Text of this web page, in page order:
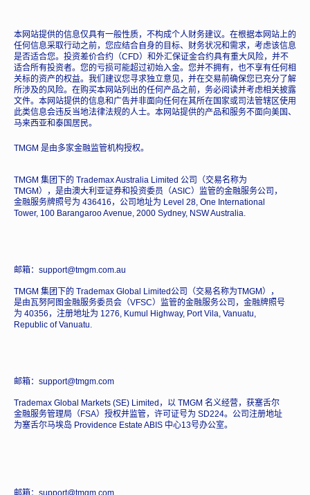
本网站提供的信息仅具有一般性质，不构成个人财务建议。在根据本网站上的
任何信息采取行动之前，您应结合自身的目标、财务状况和需求，考虑该信息
是否适合您。投资差价合约（CFD）和外汇保证金合约具有重大风险，并不
适合所有投资者。您的亏损可能超过初始入金。您并不拥有，也不享有任何相
关标的资产的权益。我们建议您寻求独立意见，并在交易前确保您已充分了解
所涉及的风险。在购买本网站列出的任何产品之前，务必阅读并考虑相关披露
文件。本网站提供的信息和广告并非面向任何在其所在国家或司法管辖区使用
此类信息会违反当地法律法规的人士。本网站提供的产品和服务不面向美国、
马来西亚和泰国居民。
TMGM 是由多家金融监管机构授权。
TMGM 集团下的 Trademax Australia Limited 公司（交易名称为
TMGM），是由澳大利亚证券和投资委员（ASIC）监管的金融服务公司，
金融服务牌照号为 436416，公司地址为 Level 28, One International
Tower, 100 Barangaroo Avenue, 2000 Sydney, NSW Australia.
邮箱：support@tmgm.com.au
TMGM 集团下的 Trademax Global Limited公司（交易名称为TMGM），
是由瓦努阿图金融服务委员会（VFSC）监管的金融服务公司，金融牌照号
为 40356，注册地址为 1276, Kumul Highway, Port Vila, Vanuatu,
Republic of Vanuatu.
邮箱：support@tmgm.com
Trademax Global Markets (SE) Limited，以 TMGM 名义经营，获塞舌尔
金融服务管理局（FSA）授权并监管，许可证号为 SD224。公司注册地址
为塞舌尔马埃岛 Providence Estate ABIS 中心13号办公室。